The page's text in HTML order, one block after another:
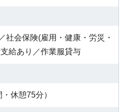
社会保険(雇用・健康・労災・
給あり／作業服貸与
休憩75分）